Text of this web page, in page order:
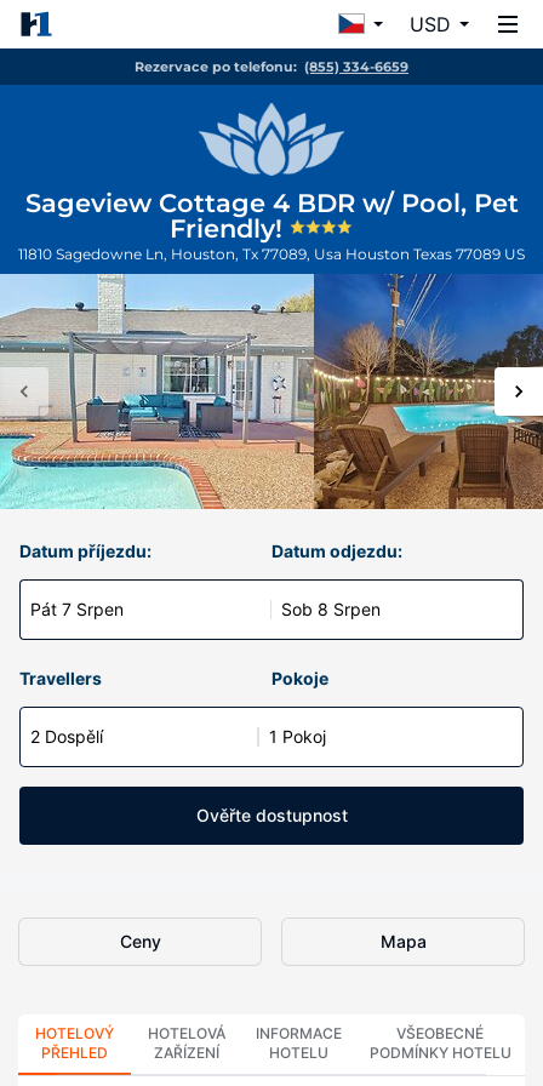
USD
Rezervace po telefonu: (855) 334-6659
Sageview Cottage 4 BDR w/ Pool, Pet
Friendly!
11810 Sagedowne Ln, Houston, Tx 77089, Usa Houston Texas 77089 US
Datum příjezdu:
Pát 7 Srpen
Datum odjezdu:
Sob 8 Srpen
Travellers Pokoje
2 Dospělí 1 Pokoj
Ověřte dostupnost
Ceny Mapa
HOTELOVÝ
PŘEHLED
HOTELOVÁ
ZAŘÍZENÍ
INFORMACE
HOTELU
VŠEOBECNÉ
PODMÍNKY HOTELU